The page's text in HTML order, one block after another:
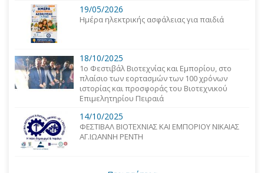
19/05/2026
Ημέρα ηλεκτρικής ασφάλειας για παιδιά
18/10/2025
1o Φεστιβάλ Βιοτεχνίας και Εμπορίου, στο
πλαίσιο των εορτασμών των 100 χρόνων
ιστορίας και προσφοράς του Βιοτεχνικού
Επιμελητηρίου Πειραιά
14/10/2025
ΦΕΣΤΙΒΑΛ ΒΙΟΤΕΧΝΙΑΣ ΚΑΙ ΕΜΠΟΡΙΟΥ ΝΙΚΑΙΑΣ
ΑΓ.ΙΩΑΝΝΗ ΡΕΝΤΗ